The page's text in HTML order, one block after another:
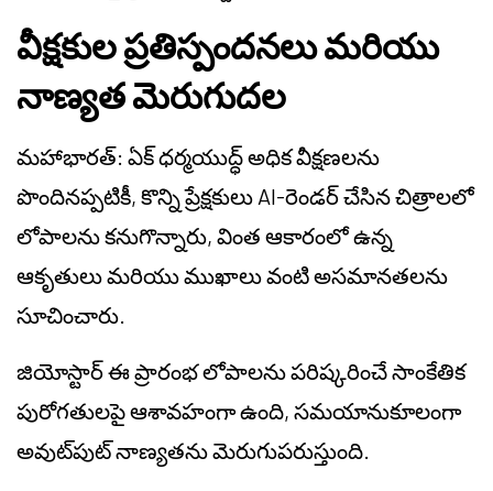
వీక్షకుల ప్రతిస్పందనలు మరియు
నాణ్యత మెరుగుదల
మహాభారత్: ఏక్ ధర్మయుద్ధ్ అధిక వీక్షణలను
పొందినప్పటికీ, కొన్ని ప్రేక్షకులు AI-రెండర్ చేసిన చిత్రాలలో
లోపాలను కనుగొన్నారు, వింత ఆకారంలో ఉన్న
ఆకృతులు మరియు ముఖాలు వంటి అసమానతలను
సూచించారు.
జియోస్టార్ ఈ ప్రారంభ లోపాలను పరిష్కరించే సాంకేతిక
పురోగతులపై ఆశావహంగా ఉంది, సమయానుకూలంగా
అవుట్‌పుట్ నాణ్యతను మెరుగుపరుస్తుంది.